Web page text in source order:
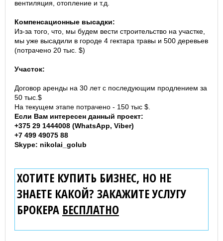
вентиляция, отопление и т.д.
Компенсационные высадки:
Из-за того, что, мы будем вести строительство на участке,
мы уже высадили в городе 4 гектара травы и 500 деревьев
(потрачено 20 тыс. $)
Участок:
Договор аренды на 30 лет с последующим продлением за
50 тыс.$
На текущем этапе потрачено - 150 тыс $.
Если Вам интересен данный проект:
+375 29 1444008 (WhatsApp, Viber)
+7 499 49075 88
Skype: nikolai_golub
ХОТИТЕ КУПИТЬ БИЗНЕС, НО НЕ
ЗНАЕТЕ КАКОЙ? ЗАКАЖИТЕ УСЛУГУ
БРОКЕРА БЕСПЛАТНО